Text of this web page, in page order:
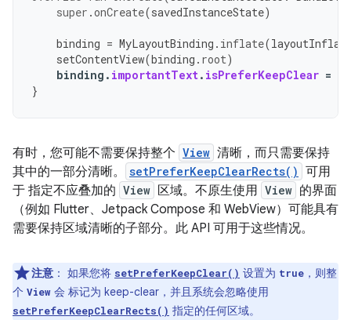
super .onCreate(savedInstanceState)
binding = MyLayoutBinding . inflate(
setContentView(binding . root)
binding . importantText. isPreferKeepClear =
}
有时，您可能不需要保持整个 View 清晰，而只需要保持
其中的一部分清晰。
setPreferKeepClearRects() 可用
于 指定不应叠加的 View 区域。不原生使用 View 的界面
（例如 Flutter、Jetpack Compose 和 WebView）可能具有
需要保持区域清晰的子部分。此 API 可用于这些情况。
注意 ： 如果您将 setPreferKeepClear() 设置为 true ，则整
个 View 会 标记为 keep-clear，并且系统会忽略使用
setPreferKeepClearRects() 指定的任何区域。